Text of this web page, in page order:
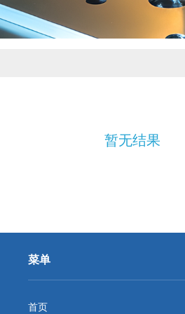
暂无结果
菜单
首页